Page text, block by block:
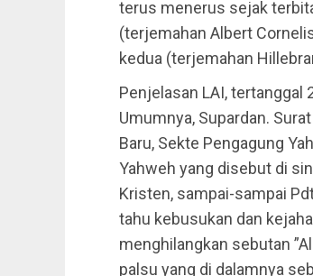
terus menerus sejak
(terjemahan Albert
kedua (terjemahan
Penjelasan LAI, tertanggal
Umumnya, Supardan.
Baru, Sekte Pengagung
Yahweh yang disebut di
Kristen, sampai-sampai
tahu kebusukan dan
menghilangkan sebutan
palsu yang di dalamnya